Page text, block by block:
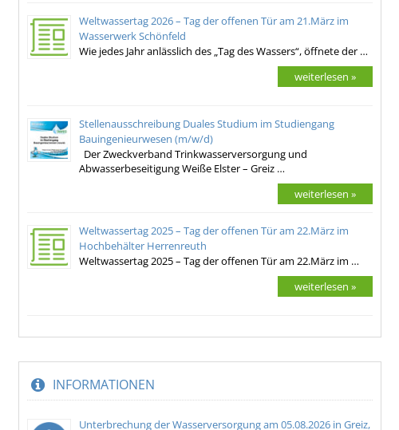
Weltwassertag 2026 – Tag der offenen Tür am 21.März im
Wasserwerk Schönfeld
Wie jedes Jahr anlässlich des „Tag des Wassers“, öffnete der …
weiterlesen »
Stellenausschreibung Duales Studium im Studiengang
Bauingenieurwesen (m/w/d)
Der Zweckverband Trinkwasserversorgung und
Abwasserbeseitigung Weiße Elster – Greiz …
weiterlesen »
Weltwassertag 2025 – Tag der offenen Tür am 22.März im
Hochbehälter Herrenreuth
Weltwassertag 2025 – Tag der offenen Tür am 22.März im …
weiterlesen »
INFORMATIONEN
Unterbrechung der Wasserversorgung am 05.08.2026 in Greiz,